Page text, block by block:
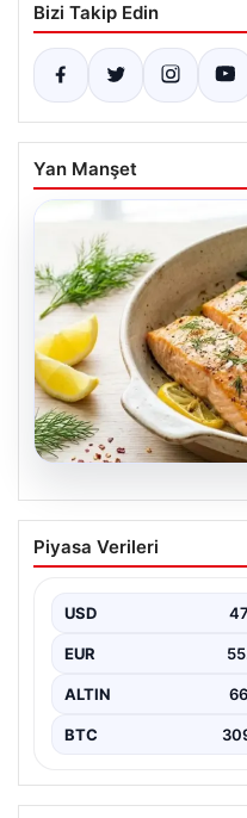
Bizi Takip Edin
Yan Manşet
Hafif, doyurucu
Fırında limonlu
Piyasa Verileri
USD
EUR
ALTIN
BTC